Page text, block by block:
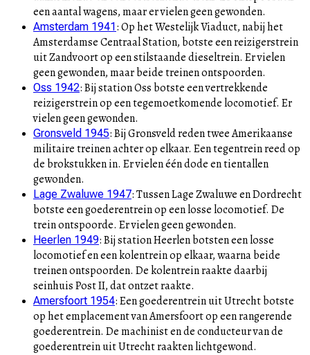
een aantal wagens, maar er vielen geen gewonden.
Amsterdam 1941:Op het Westelijk Viaduct, nabij het
Amsterdamse Centraal Station, botste een reizigerstrein
uit Zandvoort op een stilstaande dieseltrein. Er vielen
geen gewonden, maar beide treinen ontspoorden.
Oss 1942:Bij station Oss botste een vertrekkende
reizigerstrein op een tegemoetkomende locomotief. Er
vielen geen gewonden.
Gronsveld 1945:Bij Gronsveld reden twee Amerikaanse
militaire treinen achter op elkaar. Een tegentrein reed op
de brokstukken in. Er vielen één dode en tientallen
gewonden.
Lage Zwaluwe 1947:Tussen Lage Zwaluwe en Dordrecht
botste een goederentrein op een losse locomotief. De
trein ontspoorde. Er vielen geen gewonden.
Heerlen 1949:Bij station Heerlen botsten een losse
locomotief en een kolentrein op elkaar, waarna beide
treinen ontspoorden. De kolentrein raakte daarbij
seinhuis Post II, dat ontzet raakte.
Amersfoort 1954:Een goederentrein uit Utrecht botste
op het emplacement van Amersfoort op een rangerende
goederentrein. De machinist en de conducteur van de
goederentrein uit Utrecht raakten lichtgewond.